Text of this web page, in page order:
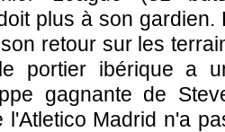
plus à son gardien.
retour sur les
portier ibérique a
gagnante de
l'Atletico Madrid n'a